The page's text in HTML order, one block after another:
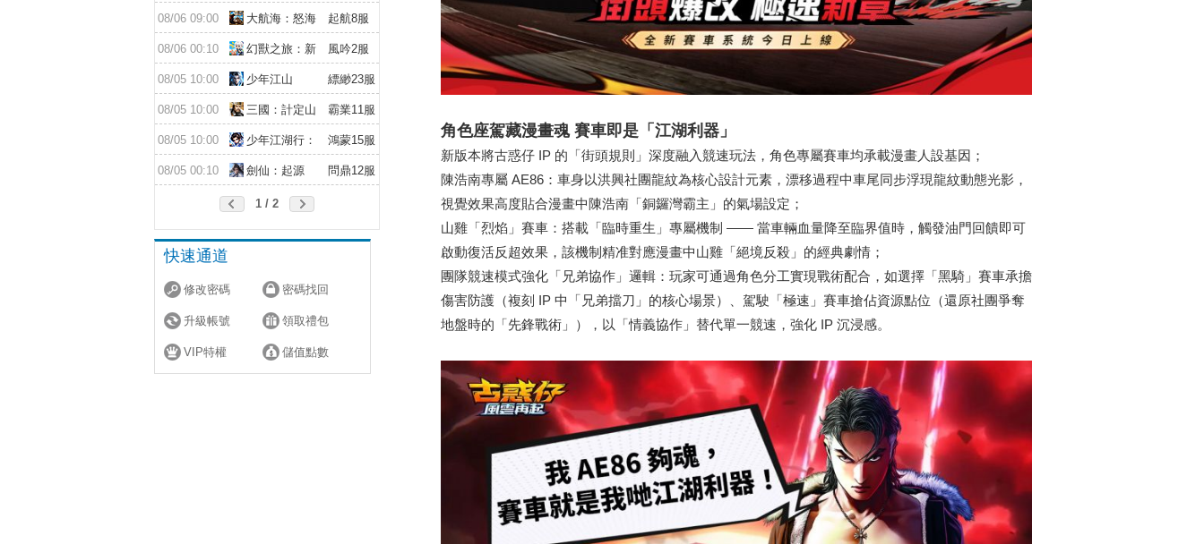
幻仙緣
08/06 09:00
大航海：怒海
遠征
起航8服
08/06 00:10
幻獸之旅：新
紀元
風吟2服
08/05 10:00 少年江山 縹緲23服
08/05 10:00
三國：計定山
河
霸業11服
08/05 10:00
少年江湖行：
福利版
鴻蒙15服
08/05 00:10 劍仙：起源 問鼎12服
1 / 2
快速通道
修改密碼 密碼找回
升級帳號 領取禮包
VIP特權 儲值點數
角色座駕藏漫畫魂 賽車即是「江湖利器」
新版本將古惑仔 IP 的「街頭規則」深度融入競速玩法，角色專屬賽車均承載漫畫人設基因；
陳浩南專屬 AE86：車身以洪興社團龍紋為核心設計元素，漂移過程中車尾同步浮現龍紋動態光影，
視覺效果高度貼合漫畫中陳浩南「銅鑼灣霸主」的氣場設定；​
山雞「烈焰」賽車：搭載「臨時重生」專屬機制 —— 當車輛血量降至臨界值時，觸發油門回饋即可
啟動復活反超效果，該機制精准對應漫畫中山雞「絕境反殺」的經典劇情；​
團隊競速模式強化「兄弟協作」邏輯：玩家可通過角色分工實現戰術配合，如選擇「黑騎」賽車承擔
傷害防護（複刻 IP 中「兄弟擋刀」的核心場景）、駕駛「極速」賽車搶佔資源點位（還原社團爭奪
地盤時的「先鋒戰術」），以「情義協作」替代單一競速，強化 IP 沉浸感。